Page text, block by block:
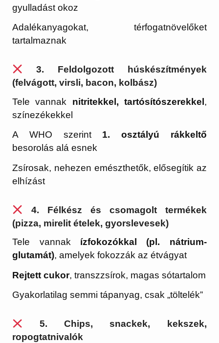
gyulladást okoz
Adalékanyagokat, térfogatnövelőket
tartalmaznak
3. Feldolgozott húskészítmények
(felvágott, virsli, bacon, kolbász)
Tele vannak nitritekkel, tartósítószerekkel,
színezékekkel
A WHO szerint 1. osztályú rákkeltő
besorolás alá esnek
Zsírosak, nehezen emészthetők, elősegítik az
elhízást
4. Félkész és csomagolt termékek
(pizza, mirelit ételek, gyorslevesek)
Tele vannak ízfokozókkal (pl. nátrium-
glutamát), amelyek fokozzák az étvágyat
Rejtett cukor, transzzsírok, magas sótartalom
Gyakorlatilag semmi tápanyag, csak „töltelék”
5.Chips, snackek, kekszek,
ropogtatnivalók